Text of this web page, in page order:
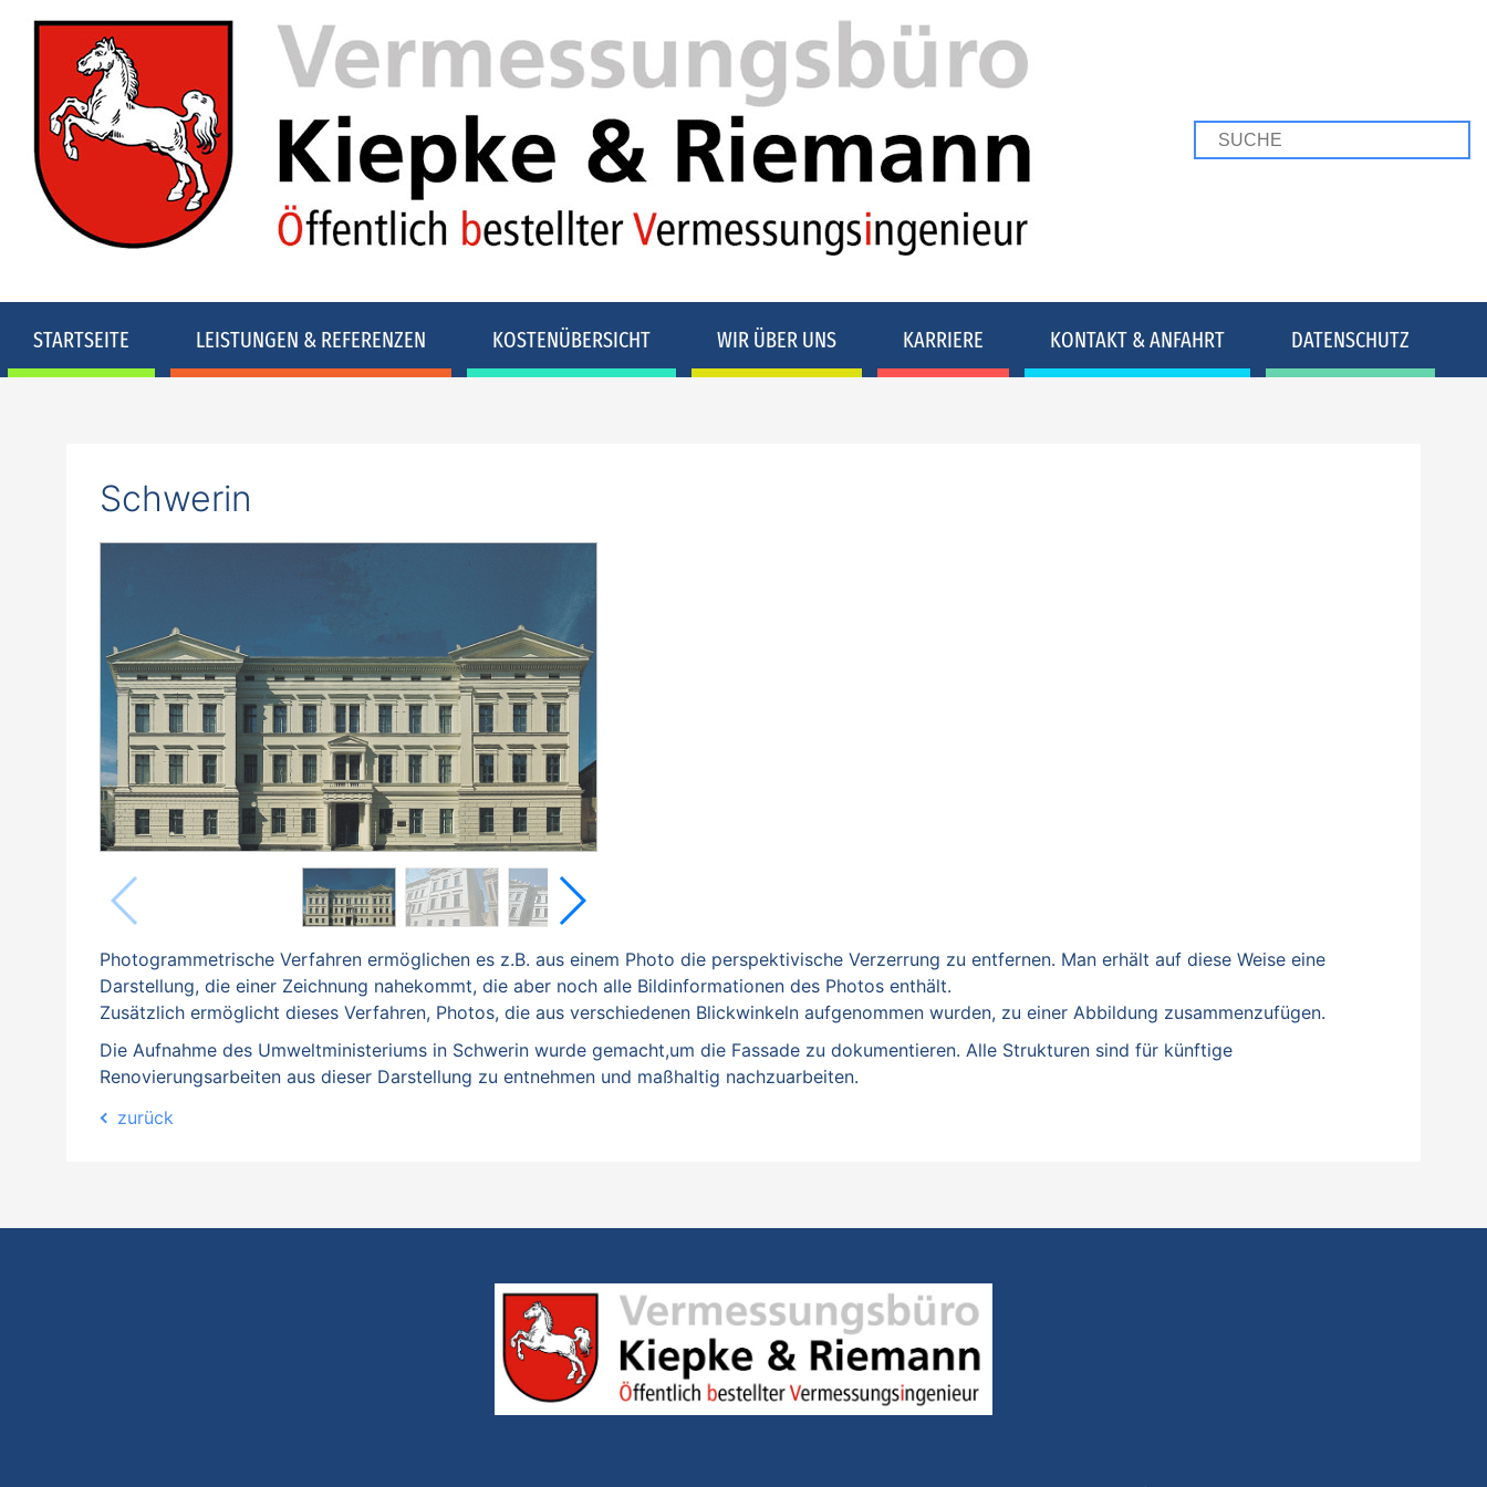
STARTSEITE LEISTUNGEN & REFERENZEN KOSTENÜBERSICHT WIR ÜBER UNS KARRIERE KONTAKT & ANFAHRT DATENSCHUTZ
Schwerin
Photogrammetrische Verfahren ermöglichen es z.B. aus einem Photo die perspektivische Verzerrung zu entfernen. Man erhält auf diese Weise eine
Darstellung, die einer Zeichnung nahekommt, die aber noch alle Bildinformationen des Photos enthält.
Zusätzlich ermöglicht dieses Verfahren, Photos, die aus verschiedenen Blickwinkeln aufgenommen wurden, zu einer Abbildung zusammenzufügen.
Die Aufnahme des Umweltministeriums in Schwerin wurde gemacht,um die Fassade zu dokumentieren. Alle Strukturen sind für künftige
Renovierungsarbeiten aus dieser Darstellung zu entnehmen und maßhaltig nachzuarbeiten.
zurück